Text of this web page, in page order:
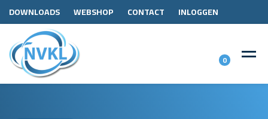
DOWNLOADS WEBSHOP CONTACT INLOGGEN
0